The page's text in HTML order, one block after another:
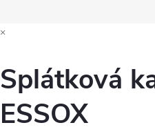
×
Splátková
ESSOX